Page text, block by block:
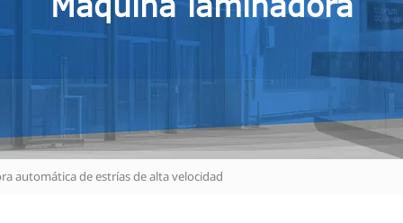
automática de estrías de alta velocidad